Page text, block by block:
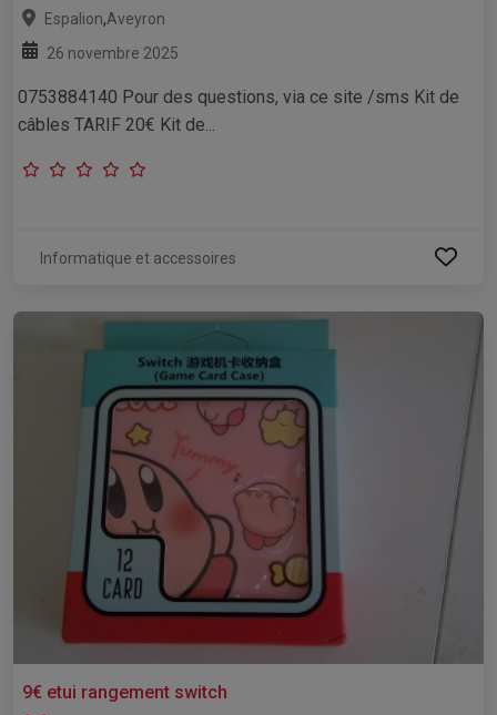
Espalion,Aveyron
26 novembre 2025
0753884140 Pour des questions, via ce site /sms Kit de
câbles TARIF 20€ Kit de...
Informatique et accessoires
9€ etui rangement switch